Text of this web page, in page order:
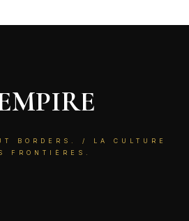
BORDERS. / LA CULTURE
FRONTIÈRES.